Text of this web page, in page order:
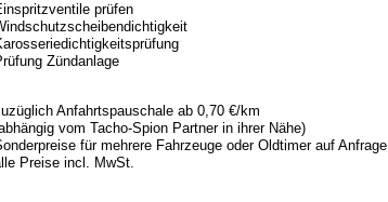
prüfen
Zündanlage
Anfahrtspauschale ab 0,70 €/km
vom Tacho-Spion Partner in ihrer Nähe)
für mehrere Fahrzeuge oder Oldtimer auf Anfrage
Preise incl. MwSt.